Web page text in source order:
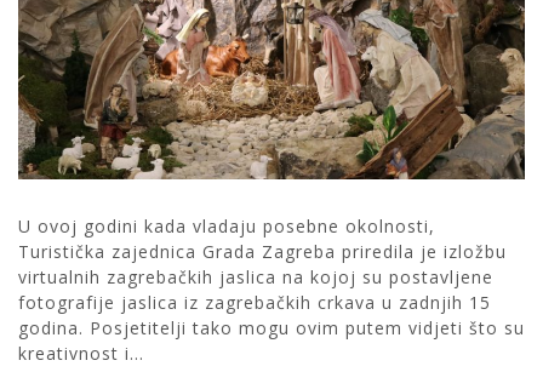
U ovoj godini kada vladaju posebne okolnosti,
Turistička zajednica Grada Zagreba priredila je izložbu
virtualnih zagrebačkih jaslica na kojoj su postavljene
fotografije jaslica iz zagrebačkih crkava u zadnjih 15
godina. Posjetitelji tako mogu ovim putem vidjeti što su
kreativnost i...